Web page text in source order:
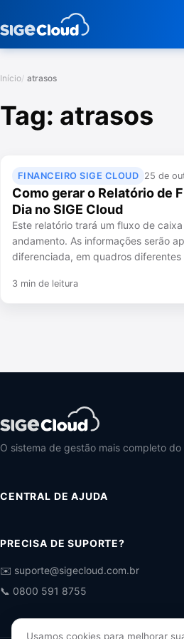
Início atrasos
Tag: atrasos
FINANCEIRO SIGE CLOUD 25 de
Como gerar o Relatório de
Dia no SIGE Cloud
Este relatório trará um fluxo de
andamento. As informações serão
diferenciada, em quadros
3 min de leitura
O sistema de gestão mais completo do
CENTRAL DE AJUDA
PRECISA DE SUPORTE?
✉️ suporte@sigecloud.com.br
📞 0800 591 8755
Usamos cookies para melhorar